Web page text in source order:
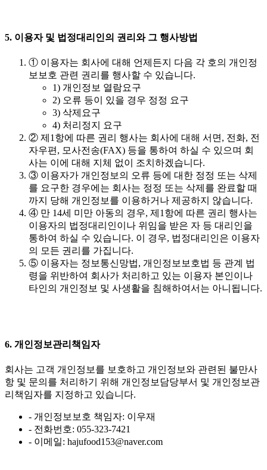
5. 이용자 및 법정대리인의 권리와 그 행사방법
① 이용자는 회사에 대해 언제든지 다음 각 호의 개인정
보보호 관련 권리를 행사할 수 있습니다.
1) 개인정보 열람요구
2) 오류 등이 있을 경우 정정 요구
3) 삭제요구
4) 처리정지 요구
② 제1항에 따른 권리 행사는 회사에 대해 서면, 전화, 전
자우편, 모사전송(FAX) 등을 통하여 하실 수 있으며 회
사는 이에 대해 지체 없이 조치하겠습니다.
③ 이용자가 개인정보의 오류 등에 대한 정정 또는 삭제
를 요구한 경우에는 회사는 정정 또는 삭제를 완료할 때
까지 당해 개인정보를 이용하거나 제공하지 않습니다.
④ 만 14세 미만 아동의 경우, 제1항에 따른 권리 행사는
이용자의 법정대리인이나 위임을 받은 자 등 대리인을
통하여 하실 수 있습니다. 이 경우, 법정대리인은 이용자
의 모든 권리를 가집니다.
⑤ 이용자는 정보통신망법, 개인정보보호법 등 관계 법
령을 위반하여 회사가 처리하고 있는 이용자 본인이나
타인의 개인정보 및 사생활을 침해하여서는 아니됩니다.
6. 개인정보관리책임자
회사는 고객 개인정보를 보호하고 개인정보와 관련된 불만사
항 및 문의를 처리하기 위해 개인정보담당부서 및 개인정보관
리책임자를 지정하고 있습니다.
- 개인정보보호 책임자: 이우재
- 전화번호: 055-323-7421
- 이메일: hajufood153@naver.com